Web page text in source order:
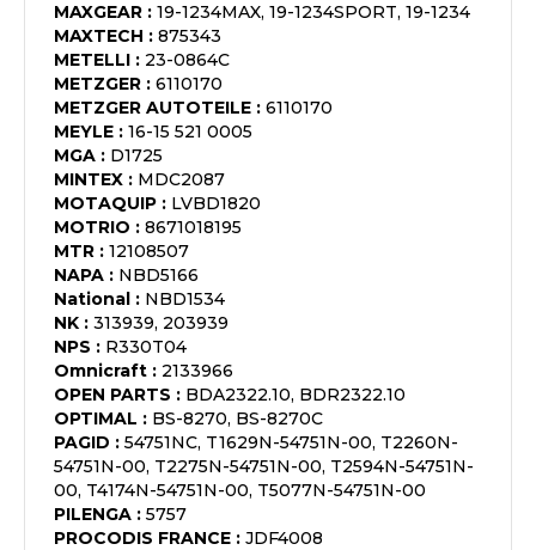
MAXGEAR : 19-1234MAX, 19-1234SPORT, 19-1234
MAXTECH : 875343
METELLI : 23-0864C
METZGER : 6110170
METZGER AUTOTEILE : 6110170
MEYLE : 16-15 521 0005
MGA : D1725
MINTEX : MDC2087
MOTAQUIP : LVBD1820
MOTRIO : 8671018195
MTR : 12108507
NAPA : NBD5166
National : NBD1534
NK : 313939, 203939
NPS : R330T04
Omnicraft : 2133966
OPEN PARTS : BDA2322.10, BDR2322.10
OPTIMAL : BS-8270, BS-8270C
PAGID : 54751NC, T1629N-54751N-00, T2260N-
54751N-00, T2275N-54751N-00, T2594N-54751N-
00, T4174N-54751N-00, T5077N-54751N-00
PILENGA : 5757
PROCODIS FRANCE : JDF4008